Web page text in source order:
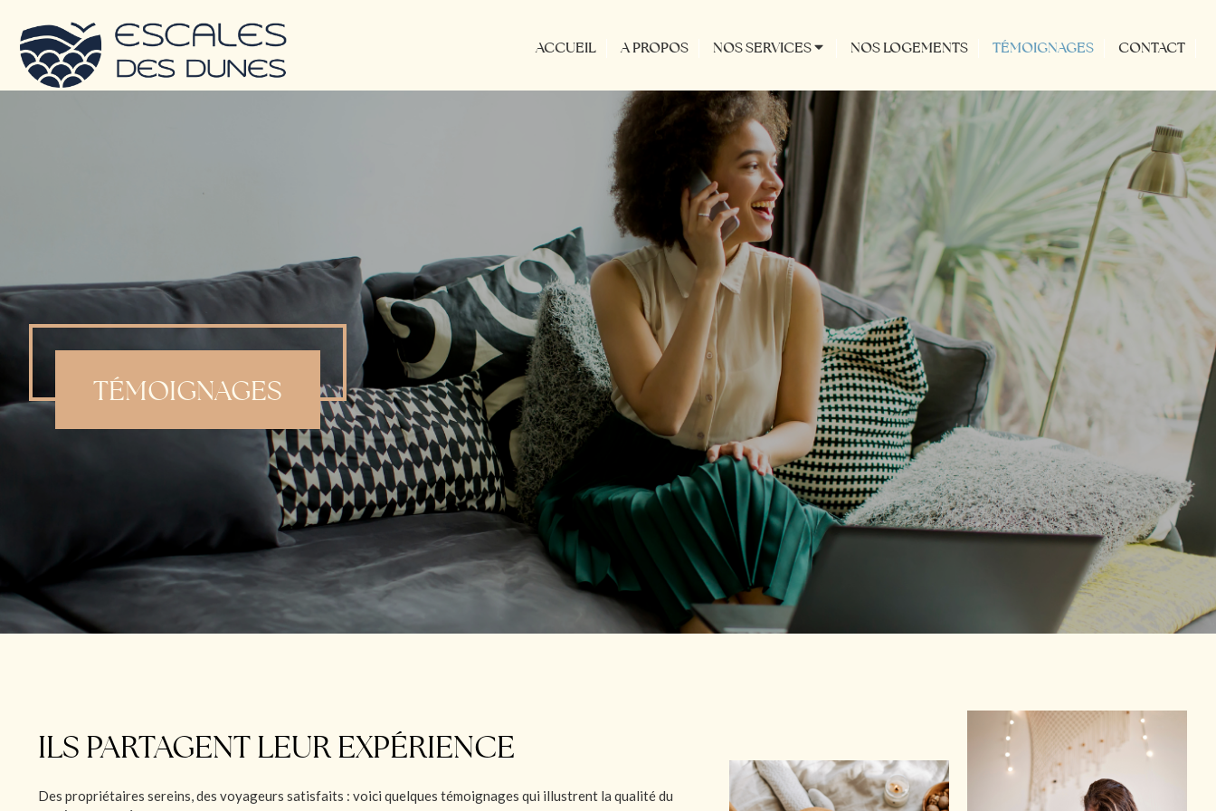
ACCUEIL A PROPOS NOS SERVICES NOS LOGEMENTS TÉMOIGNAGES CONTACT
TÉMOIGNAGES
ILS PARTAGENT LEUR EXPÉRIENCE
Des propriétaires sereins, des voyageurs satisfaits : voici quelques témoignages qui illustrent la qualité du